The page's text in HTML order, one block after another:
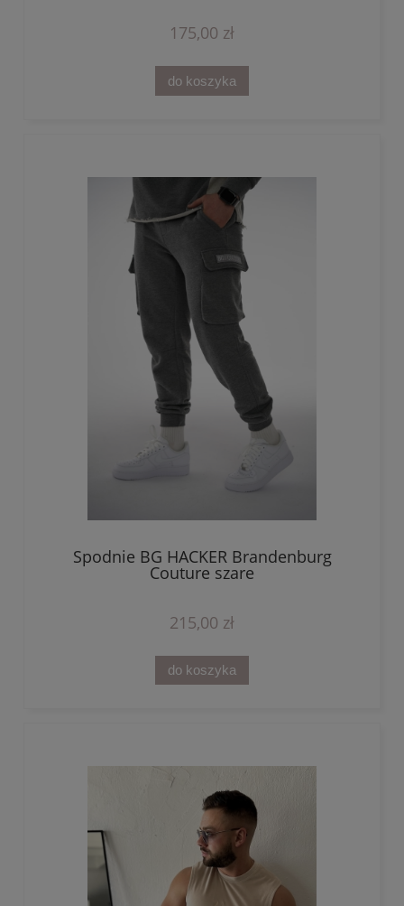
175,00 zł
do koszyka
Spodnie BG HACKER Brandenburg
Couture szare
215,00 zł
do koszyka